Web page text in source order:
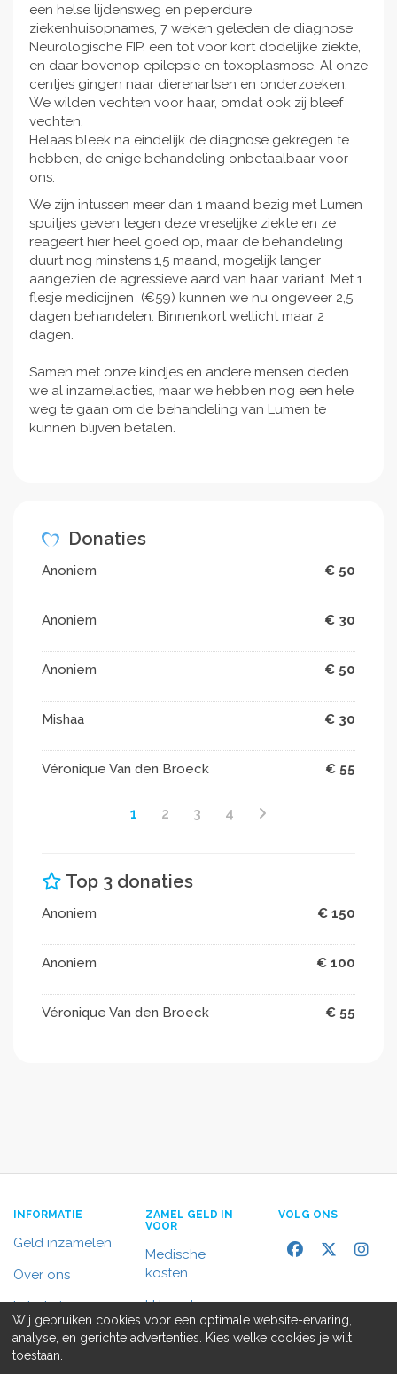
een helse lijdensweg en peperdure
ziekenhuisopnames, 7 weken geleden de diagnose
Neurologische FIP, een tot voor kort dodelijke ziekte,
en daar bovenop epilepsie en toxoplasmose. Al onze
centjes gingen naar dierenartsen en onderzoeken.
We wilden vechten voor haar, omdat ook zij bleef
vechten.
Helaas bleek na eindelijk de diagnose gekregen te
hebben, de enige behandeling onbetaalbaar voor
ons.
We zijn intussen meer dan 1 maand bezig met Lumen
spuitjes geven tegen deze vreselijke ziekte en ze
reageert hier heel goed op, maar de behandeling
duurt nog minstens 1,5 maand, mogelijk langer
aangezien de agressieve aard van haar variant. Met 1
flesje medicijnen (€59) kunnen we nu ongeveer 2,5
dagen behandelen. Binnenkort wellicht maar 2
dagen.
Samen met onze kindjes en andere mensen deden
we al inzamelacties, maar we hebben nog een hele
weg te gaan om de behandeling van Lumen te
kunnen blijven betalen.
Donaties
Anoniem € 50
Anoniem € 30
Anoniem € 50
Mishaa € 30
Véronique Van den Broeck € 55
1 2 3 4
Top 3 donaties
Anoniem € 150
Anoniem € 100
Véronique Van den Broeck € 55
INFORMATIE
Geld inzamelen
Over ons
In het nieuws
Contact
ZAMEL GELD IN
VOOR
Medische
kosten
Uitvaart
Rolstoelbus
VOLG ONS
Wij gebruiken cookies voor een optimale website-ervaring,
analyse, en gerichte advertenties. Kies welke cookies je wilt
toestaan.